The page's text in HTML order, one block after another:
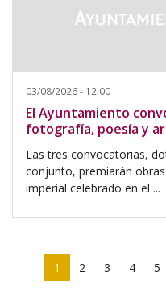
03/08/2026 - 12:00
El Ayuntamiento
fotografía, poesía y
Las tres convocatorias,
conjunto, premiarán
imperial celebrado en el ...
1 2 3 4 5